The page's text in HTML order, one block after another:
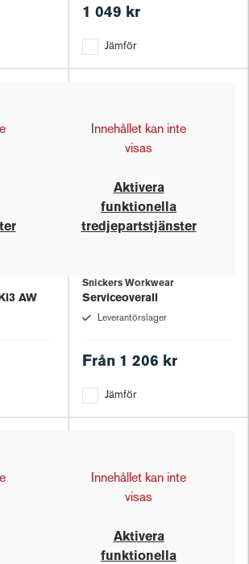
1 049 kr
Jämför
AW
Innehållet kan inte
visas
Aktivera
funktionella
tredjepartstjänster
Snickers Workwear
Serviceoverall
Leverantörslager
Från 1 206 kr
Jämför
Innehållet kan inte
visas
Aktivera
funktionella